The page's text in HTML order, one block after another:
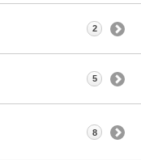
2
5
8